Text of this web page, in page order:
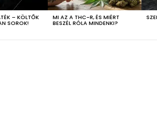
– KÖLTŐK
SOROK!
MI AZ A THC-R, ÉS MIÉRT
BESZÉL RÓLA MINDENKI?